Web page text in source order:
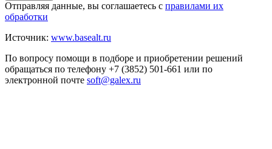
Отправляя данные, вы соглашаетесь с правилами их
обработки
Источник: www.basealt.ru
По вопросу помощи в подборе и приобретении решений
обращаться по телефону +7 (3852) 501-661 или по
электронной почте soft@galex.ru